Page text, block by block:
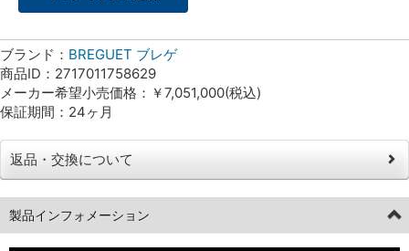
ブランド： BREGUET ブレゲ
商品ID：2717011758629
メーカー希望小売価格：￥7,051,000(税込)
保証期間：24ヶ月
返品・交換について
製品インフォメーション